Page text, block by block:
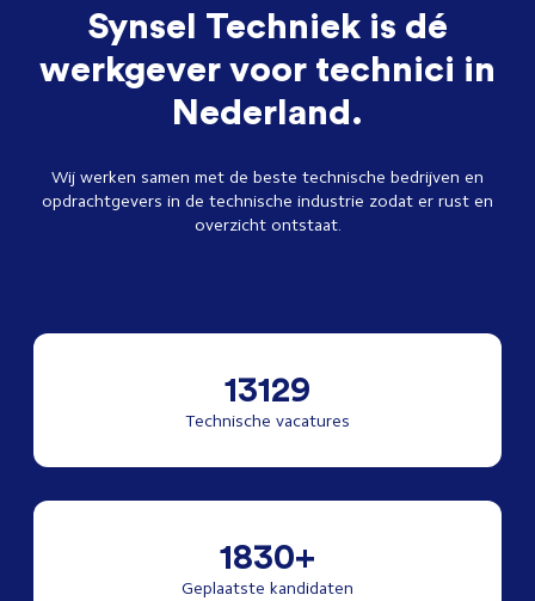
Synsel Techniek is dé
werkgever voor technici in
Nederland.
Wij werken samen met de beste technische bedrijven en
opdrachtgevers in de technische industrie zodat er rust en
overzicht ontstaat.
13129
Technische vacatures
1830+
Geplaatste kandidaten